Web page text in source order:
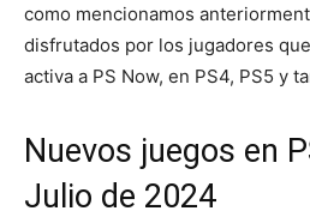
como mencionamos
disfrutados por los jugadores
activa a PS Now, en PS4, PS5 y
Nuevos juegos en
Julio de 2024